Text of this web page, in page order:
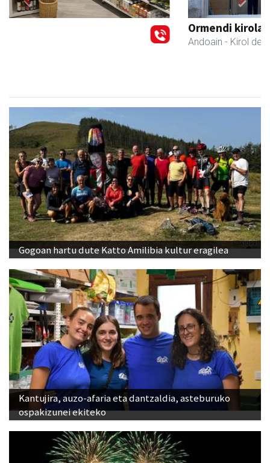
Previous Next
Gogoan hartu dute Katto Amilibia kultur eragilea
Kantujira, auzo-afaria eta dantzaldia, asteburuko
ospakizunei ekiteko